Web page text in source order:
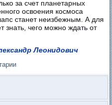
за счет планетарных
освоения космоса
станет неизбежным. А для
знать, чего можно ждать от
Леонидович